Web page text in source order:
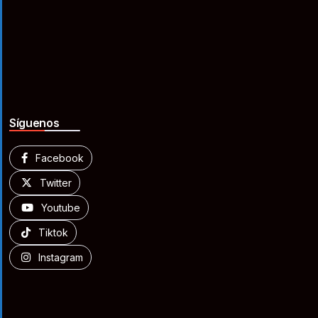
Síguenos
Facebook
Twitter
Youtube
Tiktok
Instagram